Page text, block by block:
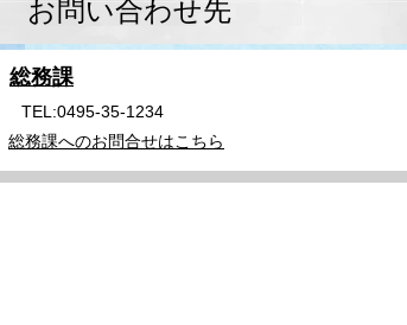
お問い合わせ先
総務課
TEL:0495-35-1234
総務課へのお問合せはこちら